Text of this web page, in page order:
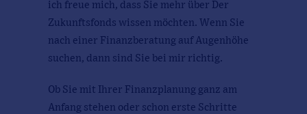
ich freue mich, dass Sie mehr über Der
Zukunftsfonds wissen möchten. Wenn Sie
nach einer Finanzberatung auf Augenhöhe
suchen, dann sind Sie bei mir richtig.
Ob Sie mit Ihrer Finanzplanung ganz am
Anfang stehen oder schon erste Schritte